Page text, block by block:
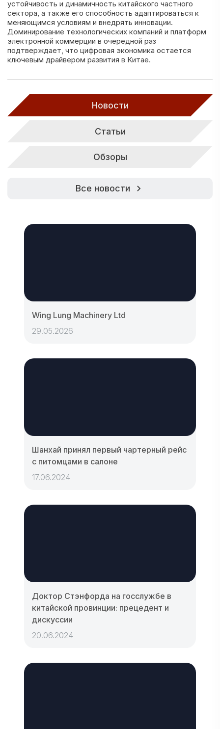
устойчивость и динамичность китайского частного
сектора, а также его способность адаптироваться к
меняющимся условиям и внедрять инновации.
Доминирование технологических компаний и платформ
электронной коммерции в очередной раз
подтверждает, что цифровая экономика остается
ключевым драйвером развития в Китае.
Новости
Статьи
Обзоры
Все новости
Wing Lung Machinery Ltd
29.05.2026
Шанхай принял первый чартерный рейс
с питомцами в салоне
17.06.2024
Доктор Стэнфорда на госслужбе в
китайской провинции: прецедент и
дискуссии
20.06.2024